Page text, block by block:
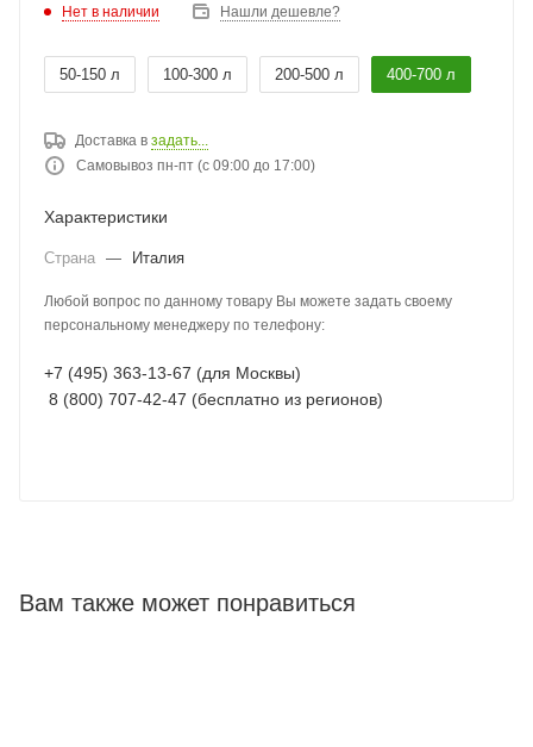
Нет в наличии Нашли дешевле?
50-150 л 100-300 л 200-500 л 400-700 л
Доставка в задать...
Самовывоз пн-пт (с 09:00 до 17:00)
Характеристики
Страна — Италия
Любой вопрос по данному товару Вы можете задать своему
персональному менеджеру по телефону:
+7 (495) 363-13-67 (для Москвы)
8 (800) 707-42-47 (бесплатно из регионов)
Вам также может понравиться